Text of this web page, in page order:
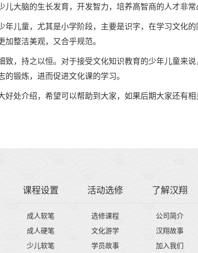
儿大脑的生长发育，开发智力，培养高智商的人才非常
儿童，尤其是小学阶段，主要是识字，在学习文化的
整洁美观，又合乎规范。
致，持之以恒。对于接受文化知识教育的少年儿童来
锻炼，进而促进文化课的学习。
好处介绍，希望可以帮助到大家，如果后期大家还有相
课程设置
成人软笔
成人硬笔
少儿软笔
活动选修
选修课程
文化游学
学员故事
了解汉翔
公司简介
汉翔故事
加入我们